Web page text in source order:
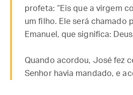
profeta: “Eis que a virgem
um filho. Ele será chamado
Emanuel, que significa:
Quando acordou, José fez
Senhor havia mandado, e